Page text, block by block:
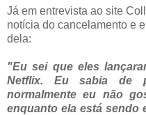
Já em entrevista ao site
notícia do cancelamento e
dela:
"Eu sei que eles
Netflix. Eu sabia de
normalmente eu não
enquanto ela está sendo